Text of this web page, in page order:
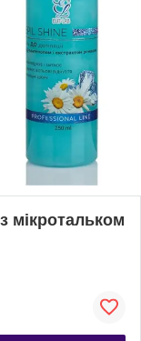
мікротальком